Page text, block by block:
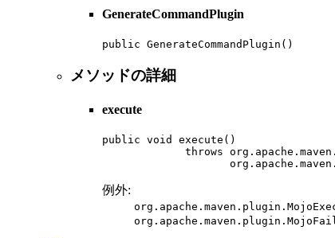
GenerateCommandPlugin
public GenerateCommandPlugin()
メソッドの詳細
execute
public void execute()
throws
例外: